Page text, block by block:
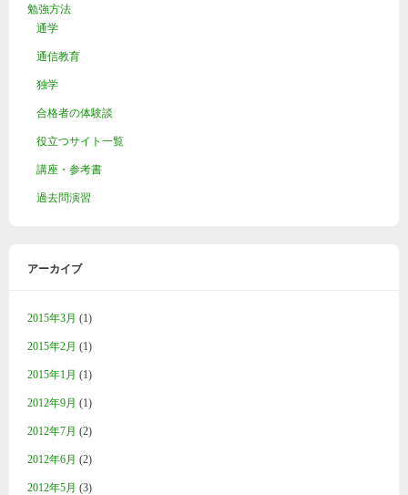
勉強方法
通学
通信教育
独学
合格者の体験談
役立つサイト一覧
講座・参考書
過去問演習
アーカイブ
2015年3月 (1)
2015年2月 (1)
2015年1月 (1)
2012年9月 (1)
2012年7月 (2)
2012年6月 (2)
2012年5月 (3)